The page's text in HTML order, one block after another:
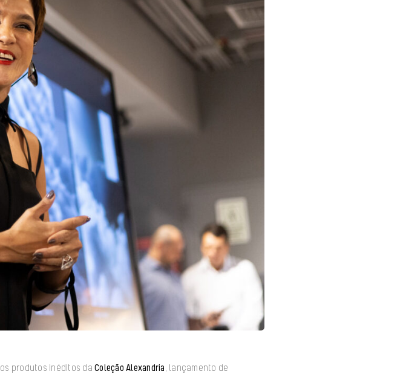
produtos inéditos da Coleção Alexandria, lançamento de